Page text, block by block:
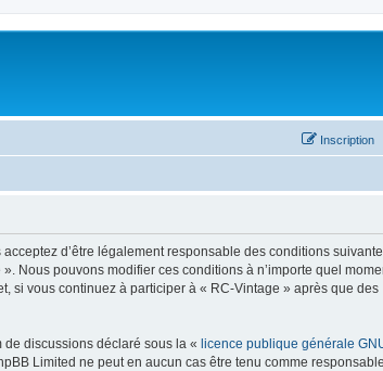
Inscription
d’être légalement responsable des conditions
Nous pouvons modifier ces conditions à n’importe quel
si vous continuez à participer à « RC-Vintage » après que des
discussions déclaré sous la « licence publique générale
Limited ne peut en aucun cas être tenu comme